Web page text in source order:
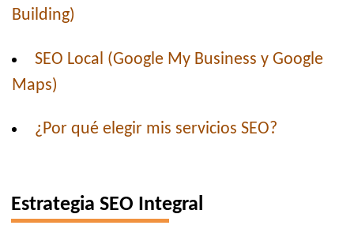
Building)
SEO Local (Google My Business y Google
Maps)
¿Por qué elegir mis servicios SEO?
Estrategia SEO Integral